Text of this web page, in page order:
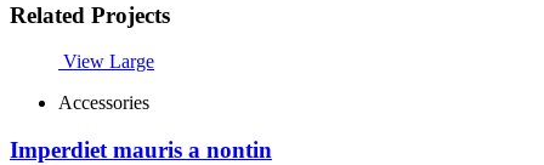
Related Projects
View Large
Accessories
Imperdiet mauris a nontin